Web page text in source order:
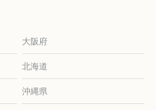
大阪府
北海道
沖縄県